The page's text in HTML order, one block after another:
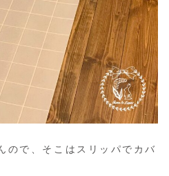
ので、そこはスリッパでカバ